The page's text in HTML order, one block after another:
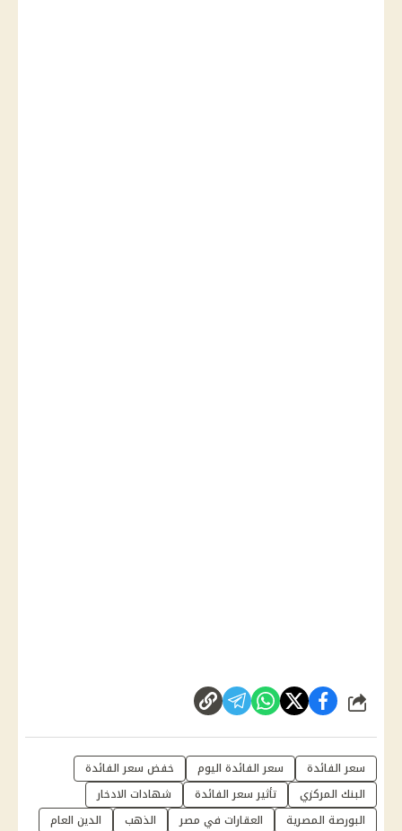
شارك
سعر الفائدة سعر الفائدة اليوم
خفض سعر الفائدة
البنك المركزي
تأثير سعر الفائدة
شهادات الادخار
البورصة المصرية
العقارات في مصر الذهب الدين العام